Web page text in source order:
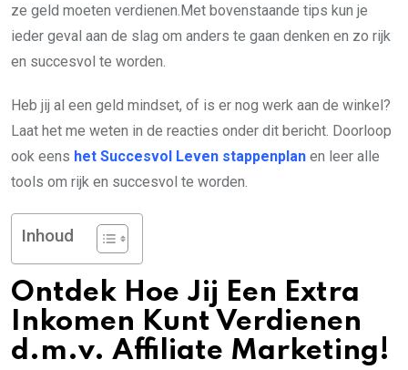
ze geld moeten verdienen.Met bovenstaande tips kun je
ieder geval aan de slag om anders te gaan denken en zo rijk
en succesvol te worden.
Heb jij al een geld mindset, of is er nog werk aan de winkel?
Laat het me weten in de reacties onder dit bericht. Doorloop
ook eens het Succesvol Leven stappenplan en leer alle
tools om rijk en succesvol te worden.
Inhoud
Ontdek Hoe Jij Een Extra
Inkomen Kunt Verdienen
d.m.v. Affiliate Marketing!